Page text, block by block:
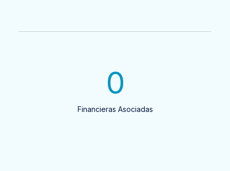
Financieras Asociadas
0